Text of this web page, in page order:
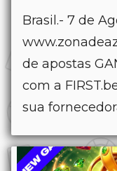
Brasil.- 7 de
de apostas
com a
sua